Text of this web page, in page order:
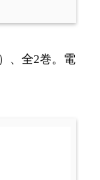
、全2巻。電